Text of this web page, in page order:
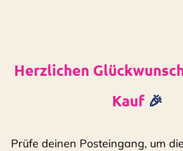
Herzlichen
Kauf🎉
Prüfe deinen Posteingang, um